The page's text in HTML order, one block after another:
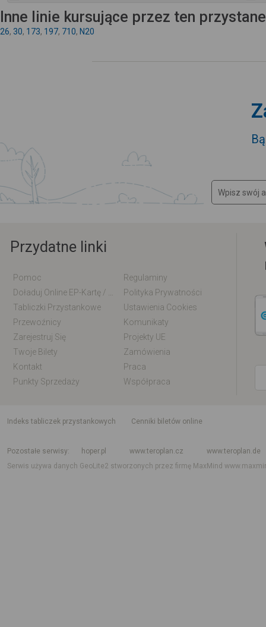
Inne linie kursujące przez ten
26, 30, 173, 197, 710, N20
Przydatne linki
Pomoc
Regulaminy
Polityka Prywatności
Tabliczki Przystankowe
Ustawienia Cookies
Przewoźnicy
Komunikaty
Zarejestruj Się
Projekty UE
Twoje Bilety
Zamówienia
Kontakt
Praca
Punkty Sprzedaży
Współpraca
indeks tabliczek przystankowych
Cenniki biletów online
Pozostałe serwisy
hoper.pl www.teroplan.cz
www.teroplan.de
Serwis używa danych GeoLite2 stworzonych przez firmę MaxMind